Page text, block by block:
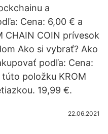
a
Cena: 6,00 € a
CHAIN COIN prívesok
Ako si vybrať? Ako
podľa: Cena:
položku KROM
19,99 €.
22.06.2021